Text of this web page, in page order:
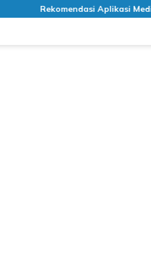
Rekomendasi Aplikasi Meditasi